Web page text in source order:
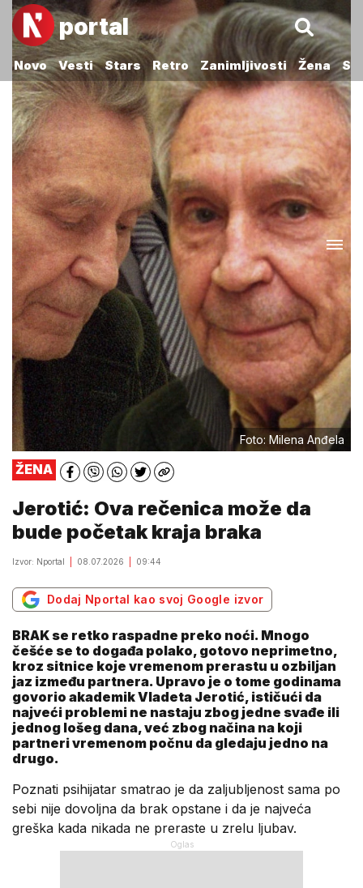
portal
Novo Vesti Stars Retro Zanimljivosti Žena
Foto: Milena Anđela
ŽENA
Jerotić: Ova rečenica može da
bude početak kraja braka
Izvor: Nportal 08.07.2026 09:44
Dodaj Nportal kao svoj Google izvor
BRAK se retko raspadne preko noći. Mnogo
češće se to događa polako, gotovo neprimetno,
kroz sitnice koje vremenom prerastu u ozbiljan
jaz između partnera. Upravo je o tome godinama
govorio akademik Vladeta Jerotić, ističući da
najveći problemi ne nastaju zbog jedne svađe ili
jednog lošeg dana, već zbog načina na koji
partneri vremenom počnu da gledaju jedno na
drugo.
Poznati psihijatar smatrao je da zaljubljenost sama po
sebi nije dovoljna da brak opstane i da je najveća
greška kada nikada ne preraste u zrelu ljubav.